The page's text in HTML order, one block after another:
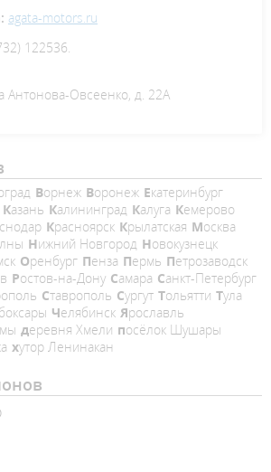
agata-motors.ru
122536.
Антонова-Овсеенко, д. 22А
Ворнеж Воронеж
Екатеринбург
Казань Калининград Калуга
Кемерово
Красноярск Крылатская
Москва
Нижний Новгород
Новокузнецк
Оренбург Пенза Пермь
Петрозаводск
Ростов-на-Дону Самара
Санкт-Петербург
Ставрополь Сургут Тольятти
Тула
Челябинск
Ярославль
деревня Хмели
посёлок Шушары
хутор Ленинакан